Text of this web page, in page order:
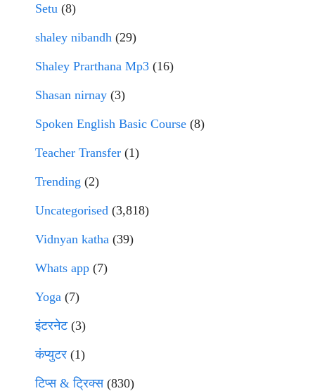
Setu (8)
shaley nibandh (29)
Shaley Prarthana Mp3 (16)
Shasan nirnay (3)
Spoken English Basic Course (8)
Teacher Transfer (1)
Trending (2)
Uncategorised (3,818)
Vidnyan katha (39)
Whats app (7)
Yoga (7)
इंटरनेट(3)
कंप्युटर (1)
टिप्स & ट्रिक्स(830)